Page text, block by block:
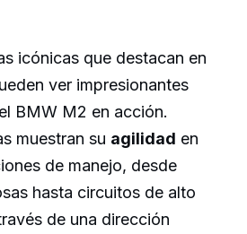
icónicas que destacan en
ver impresionantes
BMW M2 en acción.
muestran su agilidad en
de manejo, desde
hasta circuitos de alto
de una dirección